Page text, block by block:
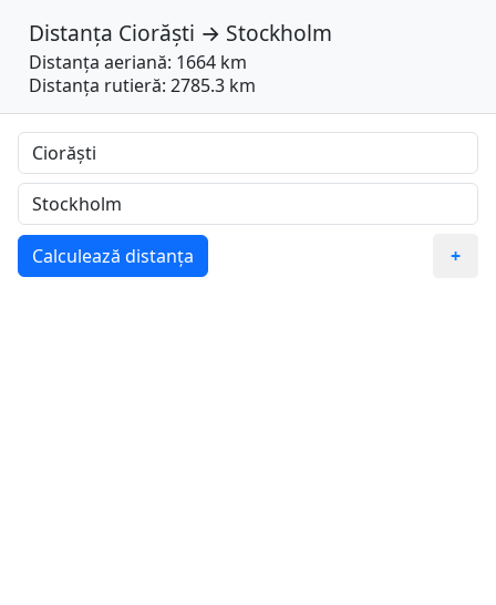
Distanța Ciorăști → Stockholm
Distanța aeriană: 1664 km
Distanța rutieră: 2785.3 km
Calculează distanța +